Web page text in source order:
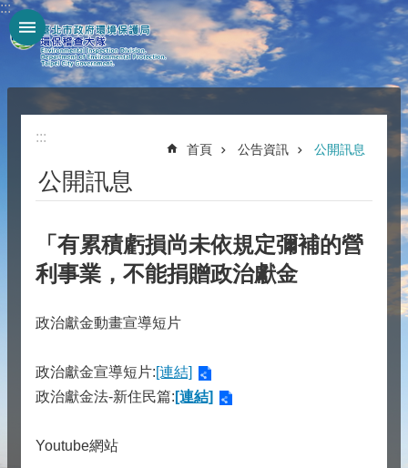
跳到主要內容區塊
:::
:::
首頁 公告資訊 公開訊息
公開訊息
「有累積虧損尚未依規定彌補的營
利事業，不能捐贈政治獻金
政治獻金動畫宣導短片
政治獻金宣導短片:[連結]
政治獻金法-新住民篇: [連結]
Youtube網站